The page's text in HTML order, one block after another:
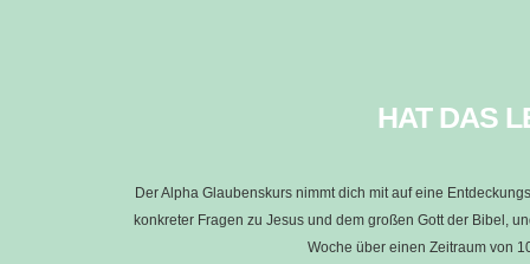
HAT DAS
Der Alpha Glaubenskurs nimmt dich mit auf eine
konkreter Fragen zu Jesus und dem großen Gott der Bibel,
Woche über einen Zeitraum von